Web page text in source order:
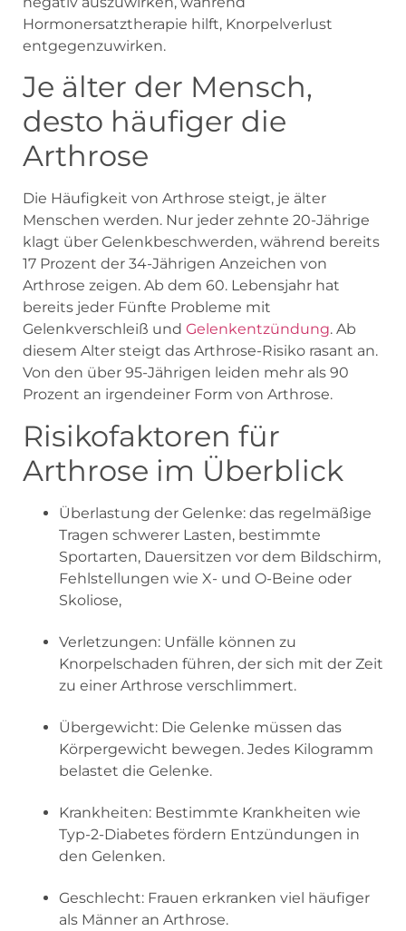
Hormonersatztherapie hilft, Knorpelverlust
entgegenzuwirken.
Je älter der Mensch,
desto häufiger die
Arthrose
Die Häufigkeit von Arthrose steigt, je älter
Menschen werden. Nur jeder zehnte 20-Jährige
klagt über Gelenkbeschwerden, während bereits
17 Prozent der 34-Jährigen Anzeichen von
Arthrose zeigen. Ab dem 60. Lebensjahr hat
bereits jeder Fünfte Probleme mit
Gelenkverschleiß und Gelenkentzündung. Ab
diesem Alter steigt das Arthrose-Risiko rasant an.
Von den über 95-Jährigen leiden mehr als 90
Prozent an irgendeiner Form von Arthrose.
Risikofaktoren für
Arthrose im Überblick
Überlastung der Gelenke: das regelmäßige
Tragen schwerer Lasten, bestimmte
Sportarten, Dauersitzen vor dem Bildschirm,
Fehlstellungen wie X- und O-Beine oder
Skoliose,
Verletzungen: Unfälle können zu
Knorpelschaden führen, der sich mit der Zeit
zu einer Arthrose verschlimmert.
Übergewicht: Die Gelenke müssen das
Körpergewicht bewegen. Jedes Kilogramm
belastet die Gelenke.
Krankheiten: Bestimmte Krankheiten wie
Typ-2-Diabetes fördern Entzündungen in
den Gelenken.
Geschlecht: Frauen erkranken viel häufiger
als Männer an Arthrose.